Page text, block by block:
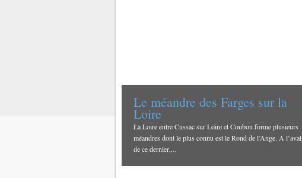
Le méandre des Farges sur la
Loire
La Loire entre Cussac sur Loire et Coubon forme plusieurs
méandres dont le plus connu est le Rond de l’Ange. A l’aval
de ce dernier,...